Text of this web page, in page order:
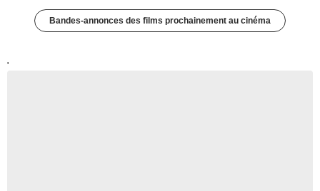
Bandes-annonces des films prochainement au cinéma
'